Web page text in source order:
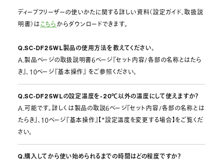
ディープフリーザーの使いかたに関する詳しい資料（設定ガイド、取扱説
明書）はこちら からダウンロードできます。
Q.SC-DF25WL製品の使用方法を教えてください。
A.製品ページの取扱説明書6ページ『セット内容/各部の名称とはたら
き』、10ページ『基本操作』 をご参照ください。
Q.SC-DF25WLの設定温度を-20℃以外の温度にして使えますか？
A.可能です。詳しくは製品の取説6ページ『セット内容/各部の名称とは
たらき』、10ページ『基本操作』【*設定温度を変更する場合】をご覧くだ
さい。
Q.購入してから使い始められるまでの時間はどの程度ですか？